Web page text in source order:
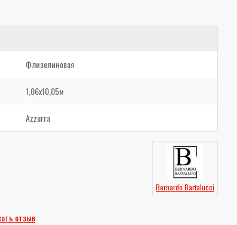
Флизелиновая
1,06x10,05м
Azzurra
Bernardo Bartalucci
отзыв